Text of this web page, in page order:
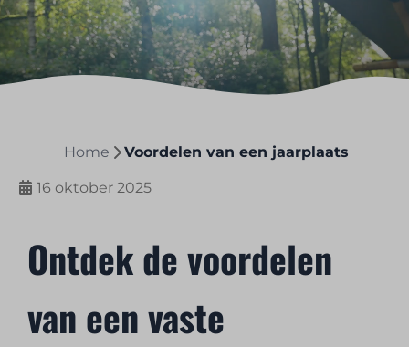
Home Voordelen van een jaarplaats
16 oktober 2025
Ontdek de voordelen
van een vaste